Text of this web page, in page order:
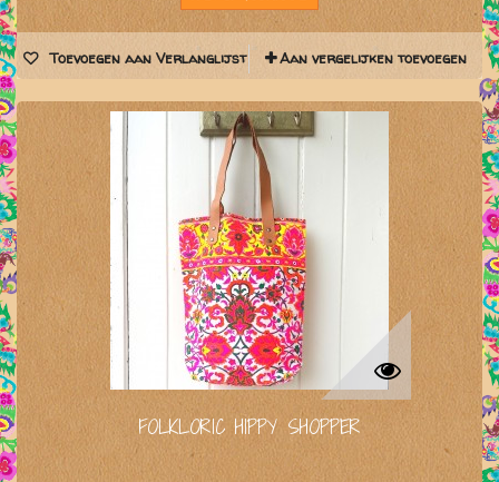
Toevoegen aan Verlanglijst Aan vergelijken toevoegen
FOLKLORIC HIPPY SHOPPER